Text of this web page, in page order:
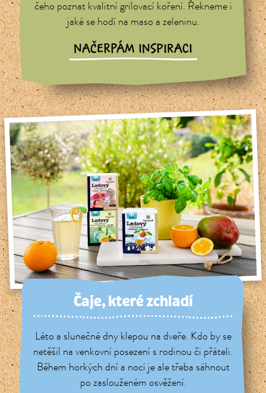
čeho poznat kvalitní grilovací koření. Řekneme i
jaké se hodí na maso a zeleninu.
NAČERPÁM INSPIRACI
Čaje, které zchladí
Léto a slunečné dny klepou na dveře. Kdo by se
netěšil na venkovní posezení s rodinou či přáteli.
Během horkých dní a nocí je ale třeba sáhnout
po zaslouženém osvěžení.